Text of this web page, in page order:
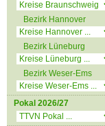
Bezirk Hannover
Bezirk Lüneburg
Bezirk Weser-Ems
Pokal 2026/27